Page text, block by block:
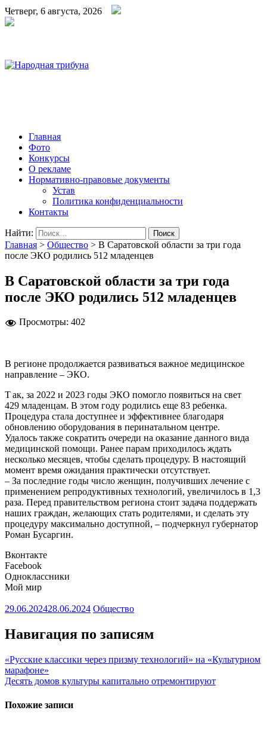
Четверг, 6 августа, 2026
Главная
Фото
Конкурсы
О рекламе
Нормативно-правовые документы
Устав
Политика конфиденциальности
Контакты
Найти:
Главная > Общество > В Саратовской области за три года
после ЭКО родились 512 младенцев
В Саратовской области за три года
после ЭКО родились 512 младенцев
Просмотры: 402
В регионе продолжается развиваться важное медицинское
направление – ЭКО.
Т ак, за 2022 и 2023 годы ЭКО помогло появиться на свет
429 младенцам. В этом году родились еще 83 ребенка.
Процедура стала доступнее и эффективнее благодаря
обновлению оборудования в перинатальном центре.
Удалось также сократить очереди на оказание данного вида
медицинской помощи. Ранее парам приходилось ждать
несколько месяцев, чтобы сделать процедуру. В настоящий
момент время ожидания практически отсутствует.
– За последние годы число женщин, получивших лечение с
применением репродуктивных технологий, увеличилось в 1,3
раза. Перед правительством региона стоит задача поддержать
наших граждан, желающих стать родителями, и сделать эту
процедуру максимально доступной, – подчеркнул губернатор
Роман Бусаргин.
Вконтакте
Facebook
Одноклассники
Мой мир
29.06.202428.06.2024 Общество
Навигация по записям
«Русские классики через призму технологий» на «Культурном
марафоне»
Десять домов культуры капитально отремонтируют
Похожие записи